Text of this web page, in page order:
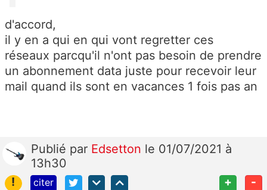
d'accord,
il y en a qui en qui vont regretter ces
réseaux parcqu'il n'ont pas besoin de prendre
un abonnement data juste pour recevoir leur
mail quand ils sont en vacances 1 fois pas an
Publié par Edsetton le 01/07/2021 à
13h30
!
citer + -